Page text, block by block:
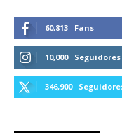
60,813 Fans
10,000 Seguidores
346,900